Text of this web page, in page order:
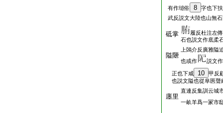
有作塠俗 8
字也下
武反説文大陸也山無
砥掌
履反杜注左
石也説文作底柔
隘陿
上鵶介反廣雅隘
也或作
説文作
正也下咸 10
甲反
也説文隘也從阜匧聲
廛里
直連反集訓云城
一畝羊爲一冡市